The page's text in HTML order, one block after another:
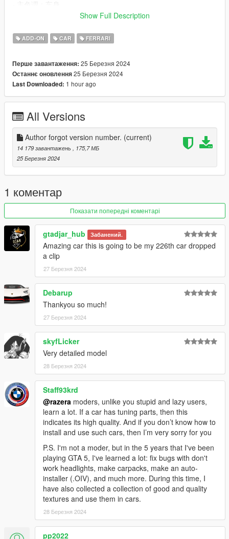
- 副色调：车身副色调以及内饰点缀色
- 内饰颜色：安全带
- HQ exterior
- HQ interior
- Real mirror reflections
- Real lights
- Hand on the steering wheel
- Working dials
- Breakable glass
- Paint1: Body
- Paint2: Secondary body color tone and interior accents
- Paint4: Brake caliper and interior color
- Paint6: Safety belt
ADD ON：
1）Go to: GTAV\mods\update\update.rpf\common\data
2）Extract dlclist.xml and add this line:
dlcpacks:\hssf90xx\
3）Go to: GTAV\mods\update\x64\dlcpacksand make a folder
called Purosangue add the included dlc.rpf file
SPAWN: hssf90xx
Show Full Description
ADD-ON CAR FERRARI
Перше завантаження: 25 Березня 2024
Останнє оновлення25 Березня 2024
Last Downloaded: 1 hour ago
All Versions
Author forgot version number. (current)
14 179 завантажень
, 175,7 МБ
25 Березня 2024
1 коментар
Показати попередні коментарі
gtadjar_hub Забанений.
Amazing car this is going to be my 226th car dropped
a clip
27 Березня 2024
Debarup
Thankyou so much!
27 Березня 2024
skyfLicker
Very detailed model
28 Березня 2024
Staff93krd
@razera moders, unlike you stupid and lazy users,
learn a lot. If a car has tuning parts, then this
indicates its high quality. And if you don’t know how to
install and use such cars, then I’m very sorry for you
P.S. I'm not a moder, but in the 5 years that I've been
playing GTA 5, I've learned a lot: fix bugs with don't
work headlights, make carpacks, make an auto-
installer (.OIV), and much more. During this time, I
have also collected a collection of good and quality
textures and use them in cars.
28 Березня 2024
pp2022